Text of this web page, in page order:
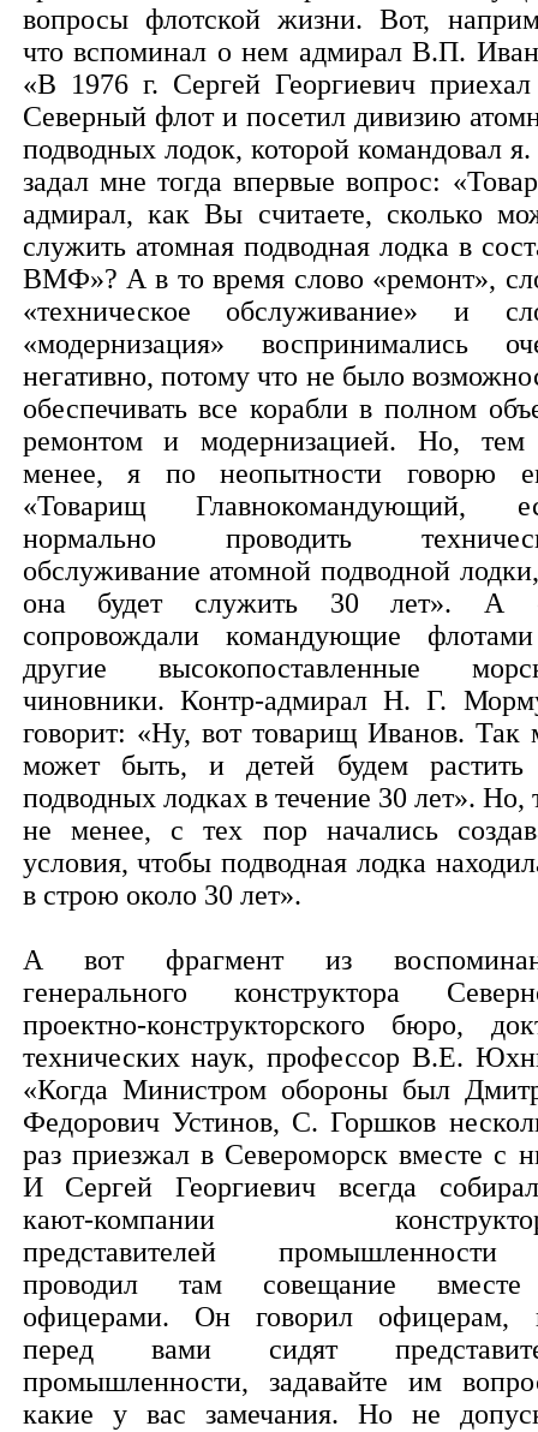
вопросы флотской жизни. Вот,
что вспоминал о нем адмирал В.П.
«В 1976 г. Сергей Георгиевич
Северный флот и посетил дивизию
подводных лодок, которой командовал
задал мне тогда впервые вопрос:
адмирал, как Вы считаете, сколько
служить атомная подводная лодка в
ВМФ»? А в то время слово «ремонт»,
«техническое обслуживание» и
«модернизация» воспринимались
негативно, потому что не было
обеспечивать все корабли в полном
ремонтом и модернизацией. Но,
менее, я по неопытности говорю
«Товарищ Главнокомандующий,
нормально проводить
обслуживание атомной подводной
она будет служить 30 лет». А
сопровождали командующие
другие высокопоставленные
чиновники. Контр-адмирал Н. Г.
говорит: «Ну, вот товарищ Иванов. Так
может быть, и детей будем
подводных лодках в течение 30 лет». Но,
не менее, с тех пор начались
условия, чтобы подводная лодка
в строю около 30 лет».
А вот фрагмент из
генерального конструктора
проектно-конструкторского бюро,
технических наук, профессор В.Е.
«Когда Министром обороны был
Федорович Устинов, С. Горшков
раз приезжал в Североморск вместе с
И Сергей Георгиевич всегда
кают-компании
представителей
проводил там совещание
офицерами. Он говорил офицерам,
перед вами сидят
промышленности, задавайте им
какие у вас замечания. Но не